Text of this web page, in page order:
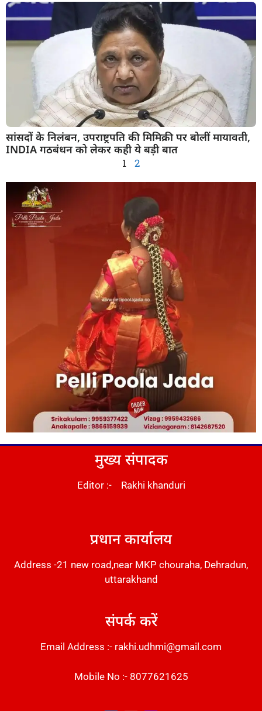
सांसदों के निलंबन, उपराष्ट्रपति की मिमिक्री पर बोलीं मायावती,
INDIA गठबंधन को लेकर कही ये बड़ी बात
1 2
मुख्य संपादक
Editor :- Rakhi khanduri
प्रधान कार्यालय
Address -21 new road,near MKP chouraha, Dehradun,
uttarakhand
संपर्क करें
Email Address :- rakhi.udhmi@gmail.com
Mobile No :- 8077621625